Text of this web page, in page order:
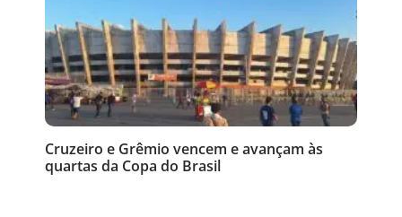
Cruzeiro e Grêmio vencem e avançam às
quartas da Copa do Brasil